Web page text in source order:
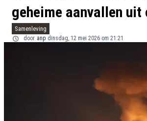
geheime aanvallen uit
Samenleving
door anp dinsdag, 12 mei 2026 om 21:21